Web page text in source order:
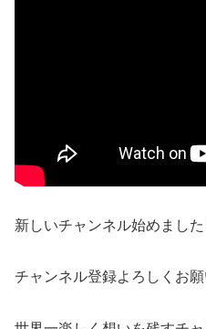
新しいチャンネル始めました
チャンネル登録よろしくお願